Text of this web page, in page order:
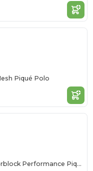
Piqué Polo
Men's Balance Colorblock Performance Piqué Polo